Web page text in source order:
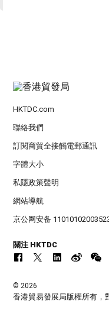
HKTDC.com
聯絡我們
訂閱商貿全接觸電郵通訊
字體大小
私隱政策聲明
網站導航
京公网安备
關注 HKTDC
© 2026
香港貿易發展局版權所有，